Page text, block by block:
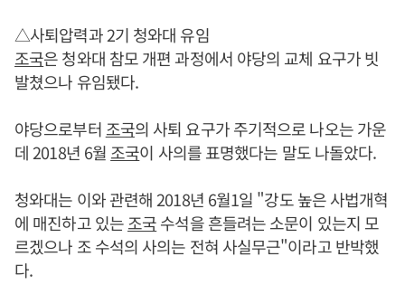
△사퇴압력과 2기 청와대 유임
조국은 청와대 참모 개편 과정에서 야당의 교체 요구가 빗
발쳤으나 유임됐다.
야당으로부터 조국의 사퇴 요구가 주기적으로 나오는 가운
데 2018년 6월 조국이 사의를 표명했다는 말도 나돌았다.
청와대는 이와 관련해 2018년 6월1일 "강도 높은 사법개혁
에 매진하고 있는조국수석을 흔들려는 소문이 있는지 모
르겠으나 조 수석의 사의는 전혀 사실무근"이라고 반박했
다.